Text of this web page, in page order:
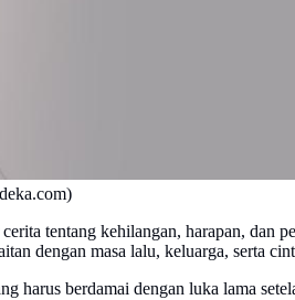
tentang kehilangan, harapan, dan
dengan masa lalu, keluarga, serta
harus berdamai dengan luka lama